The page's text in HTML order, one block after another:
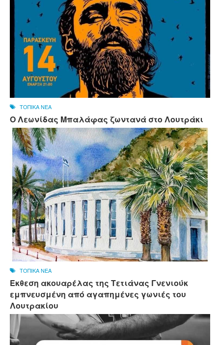
ΤΟΠΙΚΑ ΝΕΑ
Ο Λεωνίδας Μπαλάφας ζωντανά στο Λουτράκι
ΤΟΠΙΚΑ ΝΕΑ
Έκθεση ακουαρέλας της Τετιάνας Γνενιούκ
εμπνευσμένη από αγαπημένες γωνιές του
Λουτρακίου